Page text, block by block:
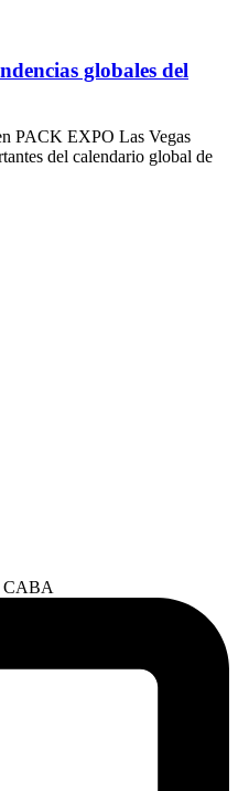
globales del
PACK EXPO Las Vegas
del calendario global de
CABA